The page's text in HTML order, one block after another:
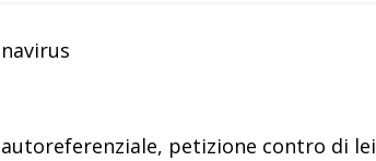
petizione contro di lei